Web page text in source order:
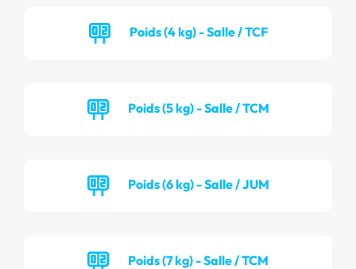
Poids (4 kg) - Salle / TCF
Poids (5 kg) - Salle / TCM
Poids (6 kg) - Salle / JUM
Poids (7 kg) - Salle / TCM